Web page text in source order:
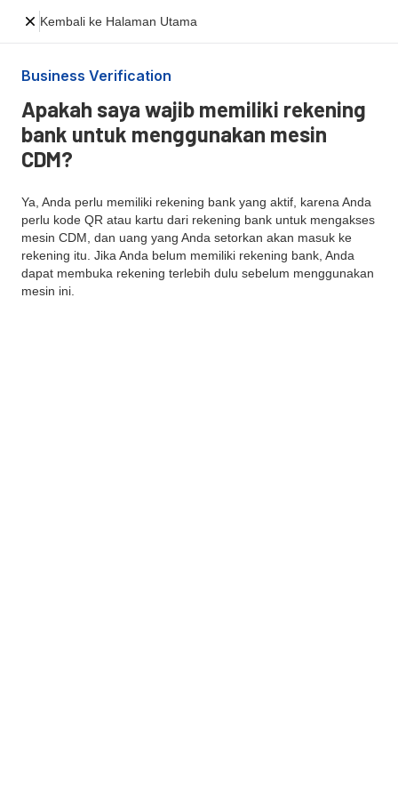
Kembali ke Halaman Utama
Business Verification
Apakah saya wajib memiliki rekening
bank untuk menggunakan mesin
CDM?
Ya, Anda perlu memiliki rekening bank yang aktif, karena Anda
perlu kode QR atau kartu dari rekening bank untuk mengakses
mesin CDM, dan uang yang Anda setorkan akan masuk ke
rekening itu. Jika Anda belum memiliki rekening bank, Anda
dapat membuka rekening terlebih dulu sebelum menggunakan
mesin ini.